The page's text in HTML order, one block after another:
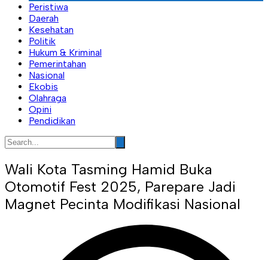
Peristiwa
Daerah
Kesehatan
Politik
Hukum & Kriminal
Pemerintahan
Nasional
Ekobis
Olahraga
Opini
Pendidikan
Wali Kota Tasming Hamid Buka
Otomotif Fest 2025, Parepare Jadi
Magnet Pecinta Modifikasi Nasional